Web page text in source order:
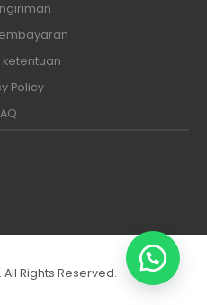
ketentuan
Policy
Rights Reserved.